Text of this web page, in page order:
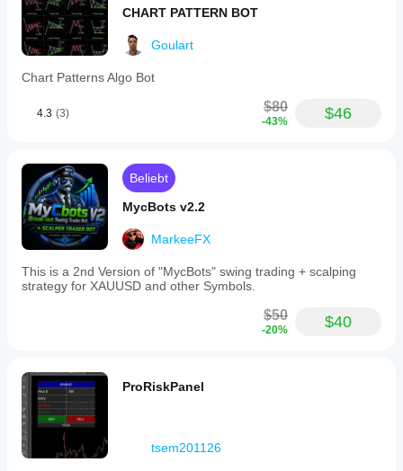
this
limit
are
automatically
immediately,
trading
as
spread,
commission,
and
slippage.
Management
logic
positions
to
closes
comply
with
broker
volume
rules
CHART PATTERN BOT
Goulart
Chart Patterns Algo Bot
4.3 (3) $80
-43% $46
Beliebt
MycBots v2.2
MarkeeFX
This is a 2nd Version of "MycBots" swing trading + scalping
strategy for XAUUSD and other Symbols.
$50
-20% $40
ProRiskPanel
tsem201126